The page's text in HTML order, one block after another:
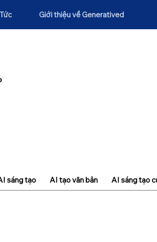
Giới thiệu về Generatived
sáng tạo AI tạo văn bản AI sáng tạo